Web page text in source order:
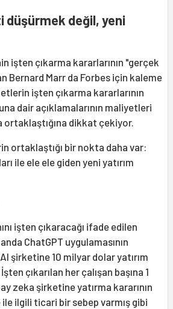
düşürmek değil, yeni
işten çıkarma kararlarının "gerçek
Bernard Marr da Forbes için kaleme
işten çıkarma kararlarının
dair açıklamalarının maliyetleri
ortaklaştığına dikkat çekiyor.
ortaklaştığı bir nokta daha var:
ile ele ele giden yeni yatırım
işten çıkaracağı ifade edilen
ChatGPT uygulamasının
şirketine 10 milyar dolar yatırım
çıkarılan her çalışan başına 1
zeka şirketine yatırma kararının
ilgili ticari bir sebep varmış gibi